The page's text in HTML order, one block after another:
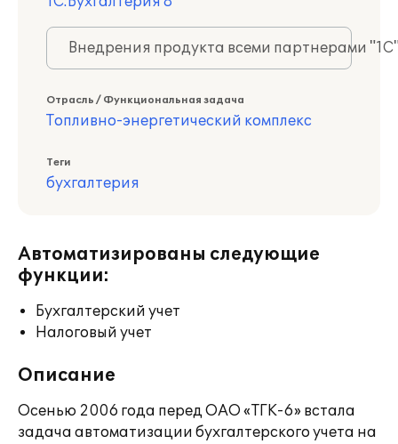
Внедрения продукта всеми партнерами
Отрасль / Функциональная задача
Топливно-энергетический комплекс
Теги
бухгалтерия
Автоматизированы следующие
функции:
Бухгалтерский учет
Налоговый учет
Описание
Осенью 2006 года перед ОАО «ТГК-6» встала
задача автоматизации бухгалтерского учета на